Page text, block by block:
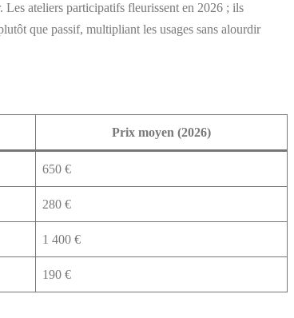
Les ateliers participatifs fleurissent en 2026 ; ils
que passif, multipliant les usages sans alourdir
Prix moyen (2026)
650 €
280 €
1 400 €
190 €